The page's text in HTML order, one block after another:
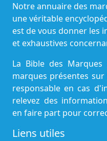
Notre annuaire des
une véritable
est de vous donner les
et exhaustives
La Bible des
marques présentes
responsable en cas
relevez des
en faire part pour
Liens utiles